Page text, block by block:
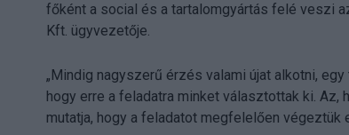
főként a social és a tartalomgyártás felé veszi
Kft. ügyvezetője.
„Mindig nagyszerű érzés valami újat alkotni,
hogy erre a feladatra minket választottak ki.
mutatja, hogy a feladatot megfelelően végeztük